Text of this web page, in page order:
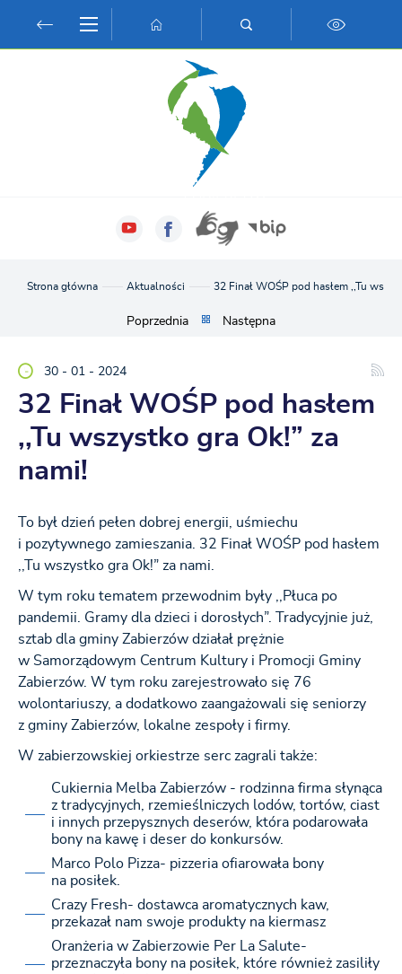
Przejdź do wyszukiwarki.
Przejdź do ustawień wielkości czcionki.
Włącz wersję kontrastową strony.
Strona główna Aktualności 32 Finał WOŚP pod hasłem ,,Tu
Poprzednia Następna
30 - 01 - 2024
32 Finał WOŚP pod hasłem
,,Tu wszystko gra Ok!” za
nami!
To był dzień pełen dobrej energii, uśmiechu
i pozytywnego zamieszania. 32 Finał WOŚP pod hasłem
,,Tu wszystko gra Ok!” za nami.
W tym roku tematem przewodnim były ,,Płuca po
pandemii. Gramy dla dzieci i dorosłych”. Tradycyjnie już,
sztab dla gminy Zabierzów działał prężnie
w Samorządowym Centrum Kultury i Promocji Gminy
Zabierzów. W tym roku zarejestrowało się 76
wolontariuszy, a dodatkowo zaangażowali się seniorzy
z gminy Zabierzów, lokalne zespoły i firmy.
W zabierzowskiej orkiestrze serc zagrali także:
Cukiernia Melba Zabierzów - rodzinna firma słynąca
z tradycyjnych, rzemieślniczych lodów, tortów, ciast
i innych przepysznych deserów, która podarowała
bony na kawę i deser do konkursów.
Marco Polo Pizza- pizzeria ofiarowała bony
na posiłek.
Crazy Fresh- dostawca aromatycznych kaw,
przekazał nam swoje produkty na kiermasz
Oranżeria w Zabierzowie Per La Salute-
przeznaczyła bony na posiłek, które również zasiliły